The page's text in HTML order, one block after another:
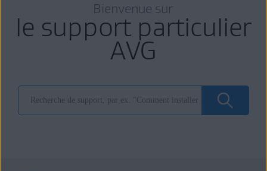
Bienvenue sur
le support particulier
AVG